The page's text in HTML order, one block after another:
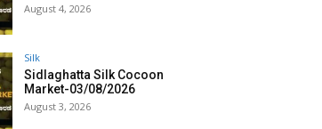
August 4, 2026
Silk
Sidlaghatta Silk Cocoon
Market-03/08/2026
August 3, 2026